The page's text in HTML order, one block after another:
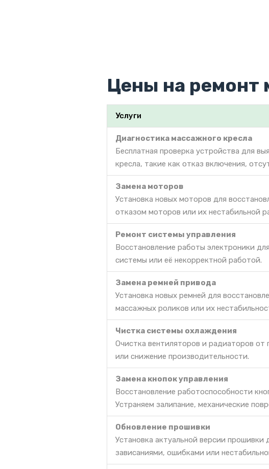
Цены на ремонт
Услуги
Диагностика массажного кресла
Бесплатная проверка устройства для
кресла, такие как отказ включения,
Замена моторов
Установка новых моторов для
отказом моторов или их нестабильной
Ремонт системы управления
Восстановление работы электроники
системы или её некорректной работой.
Замена ремней привода
Установка новых ремней для
массажных роликов или их
Чистка системы охлаждения
Очистка вентиляторов и радиаторов от
или снижение производительности.
Замена кнопок управления
Восстановление работоспособности
Устраняем залипание, механические
Обновление прошивки
Установка актуальной версии
зависаниями, ошибками или